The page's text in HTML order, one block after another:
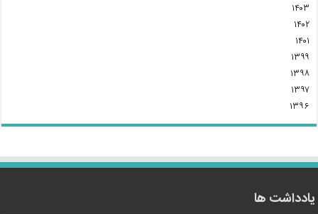
۱۴۰۳
۱۴۰۲
۱۴۰۱
۱۳۹۹
۱۳۹۸
۱۳۹۷
۱۳۹۶
یادداشت ها